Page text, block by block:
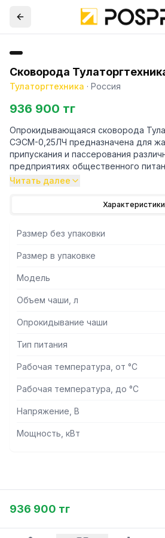
Сковорода
Тулаторгтехника · Россия
936 900 тг
Опрокидывающаяся сковорода
СЭСМ-0,25ЛЧ предназначена для
припускания и пассерования
предприятиях общественного
Модель оснащена откидной
высоте опорами, что позволяет
неровности пола.
Чаша выполнена из чугуна,
поверхности - из нержавеющей
Винтовой механизм опрокидывания
Автоматическое поддержание
более 12°.
Читать далее
Характеристики
Размер без упаковки
Размер в упаковке
Модель
Объем чаши, л
Опрокидывание чаши
Тип питания
Рабочая температура, от °С
Рабочая температура, до °С
Напряжение, В
Мощность, кВт
936 900 тг